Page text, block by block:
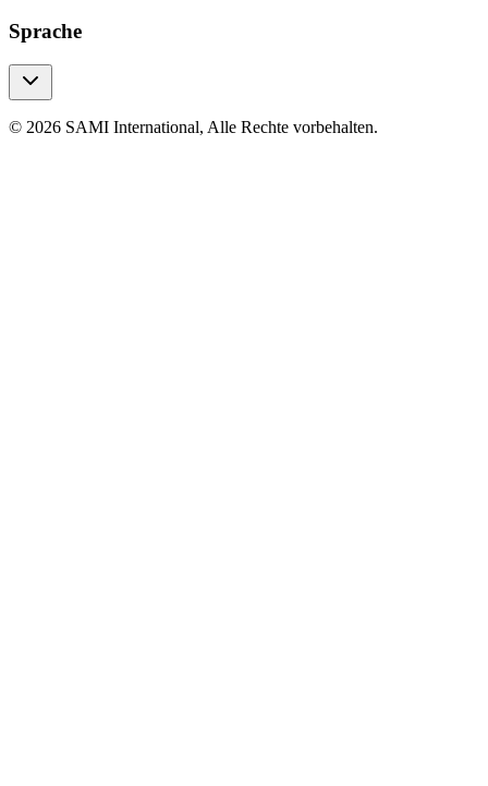
Sprache
© 2026 SAMI International, Alle Rechte vorbehalten.